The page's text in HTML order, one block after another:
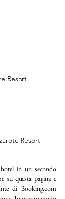
Resort
Resort
in un secondo
su questa pagina e
di Booking.com